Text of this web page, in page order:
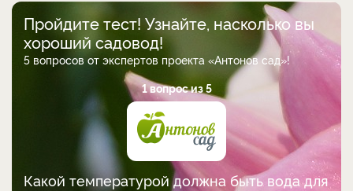
Пройдите тест! Узнайте, насколько вы
хороший садовод!
5 вопросов от экспертов проекта «Антонов сад»!
1 вопрос из 5
Какой температурой должна быть вода для